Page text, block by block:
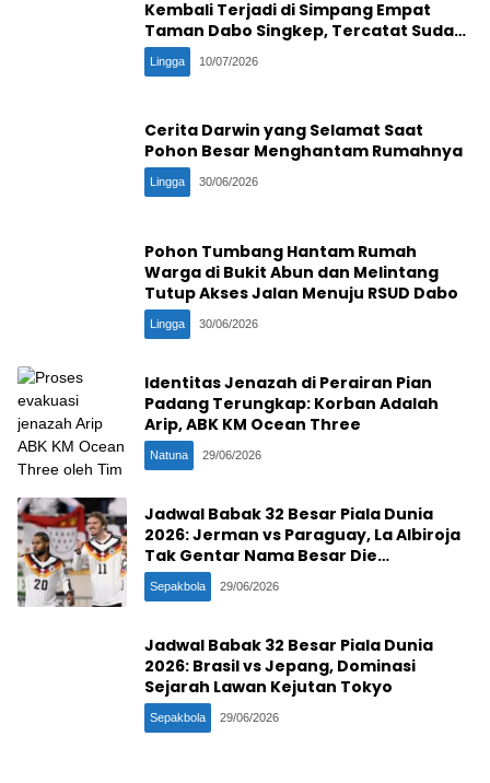
Kembali Terjadi di Simpang Empat
Taman Dabo Singkep, Tercatat Sudah
Ke-16 Kali
Lingga 10/07/2026
Cerita Darwin yang Selamat Saat
Pohon Besar Menghantam Rumahnya
Lingga 30/06/2026
Pohon Tumbang Hantam Rumah
Warga di Bukit Abun dan Melintang
Tutup Akses Jalan Menuju RSUD Dabo
Lingga 30/06/2026
Identitas Jenazah di Perairan Pian
Padang Terungkap: Korban Adalah
Arip, ABK KM Ocean Three
Natuna 29/06/2026
Jadwal Babak 32 Besar Piala Dunia
2026: Jerman vs Paraguay, La Albiroja
Tak Gentar Nama Besar Die
Mannschaft
Sepakbola 29/06/2026
Jadwal Babak 32 Besar Piala Dunia
2026: Brasil vs Jepang, Dominasi
Sejarah Lawan Kejutan Tokyo
Sepakbola 29/06/2026